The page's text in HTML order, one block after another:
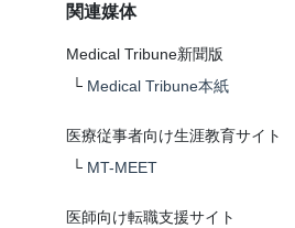
関連媒体
Medical Tribune新聞版
└ Medical Tribune本紙
医療従事者向け生涯教育サイト
└ MT-MEET
医師向け転職支援サイト